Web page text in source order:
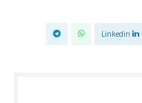
Linkedin